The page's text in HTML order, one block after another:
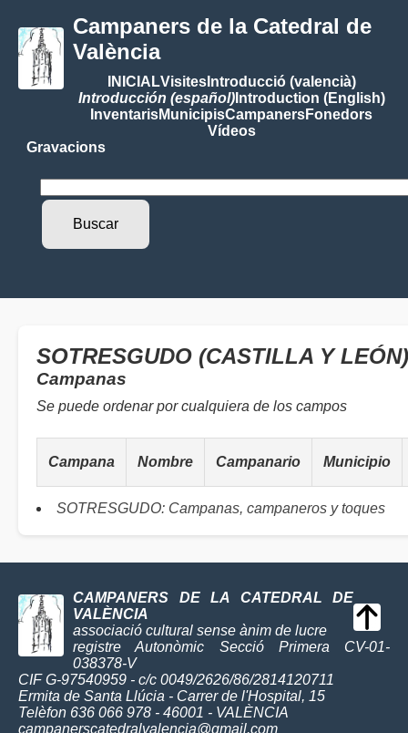
Campaners de la Catedral de
València
INICIALVisitesIntroducció (valencià)
Introducción (español)Introduction (English)
InventarisMunicipisCampanersFonedors
Vídeos
Gravacions
SOTRESGUDO (CASTILLA Y LEÓN)
Campanas
Se puede ordenar por cualquiera de los campos
Campana Nombre Campanario Municipio
SOTRESGUDO: Campanas, campaneros y toques
CAMPANERS DE LA CATEDRAL DE
VALÈNCIA
associació cultural sense ànim de lucre
registre Autonòmic Secció Primera CV-01-
038378-V
CIF G-97540959 - c/c 0049/2626/86/2814120711
Ermita de Santa Llúcia - Carrer de l'Hospital, 15
Telèfon 636 066 978 - 46001 - VALÈNCIA
campanerscatedralvalencia@gmail.com